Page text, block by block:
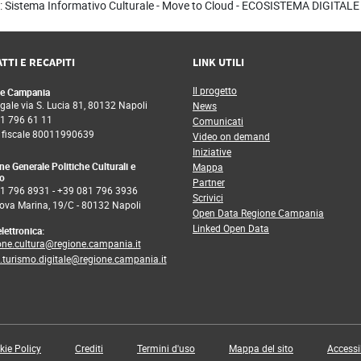
Informativo Culturale - Move to Cloud - ECOSISTEMA DIGITALE
E RECAPITI
Campania
via S. Lucia 81, 80132 Napoli
796 61 11
80011990639
Generale Politiche Culturali e
796 8931 -+39 081 796 3936
Marina, 19/C - 80132 Napoli
LINK UTILI
Il progetto
News
Comunicati
Video on demand
Iniziative
Mappa
Partner
Scrivici
Open Data Regione Campania
Linked Open Data
Policy Crediti Termini d'uso Mappa del sito